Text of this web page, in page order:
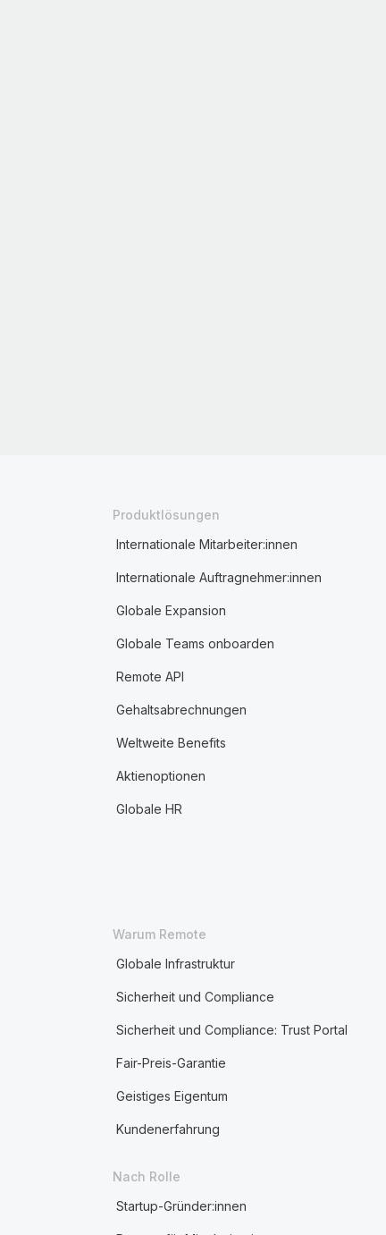
Produktlösungen
Internationale Mitarbeiter:innen
Internationale Auftragnehmer:innen
Globale Expansion
Globale Teams onboarden
Remote API
Gehaltsabrechnungen
Weltweite Benefits
Aktienoptionen
Globale HR
Warum Remote
Globale Infrastruktur
Sicherheit und Compliance
Sicherheit und Compliance: Trust Portal
Fair-Preis-Garantie
Geistiges Eigentum
Kundenerfahrung
Nach Rolle
Startup-Gründer:innen